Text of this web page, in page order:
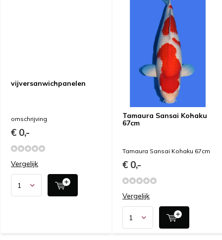
vijversanwichpanelen
omschrijving
€ 0,-
Vergelijk
Tamaura Sansai Kohaku
67cm
Tamaura Sansai Kohaku 67cm
€ 0,-
Vergelijk